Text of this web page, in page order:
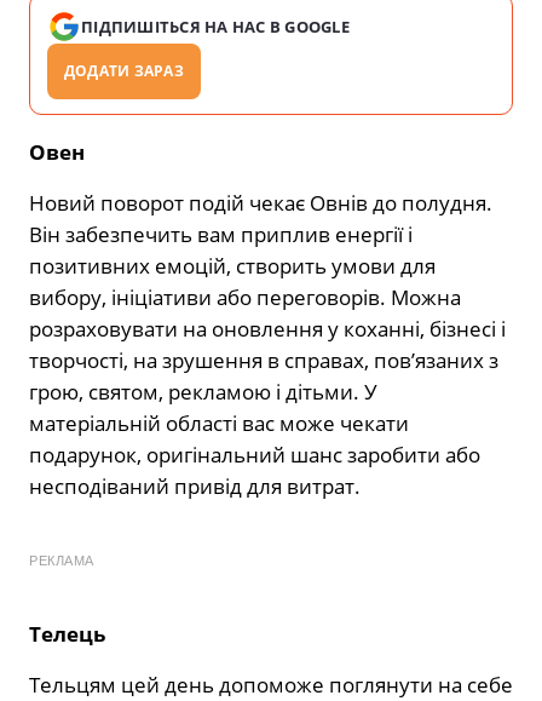
ПІДПИШІТЬСЯ НА НАС В GOOGLE
ДОДАТИ ЗАРАЗ
Овен
Новий поворот подій чекає Овнів до полудня.
Він забезпечить вам приплив енергії і
позитивних емоцій, створить умови для
вибору, ініціативи або переговорів. Можна
розраховувати на оновлення у коханні, бізнесі і
творчості, на зрушення в справах, пов’язаних з
грою, святом, рекламою і дітьми. У
матеріальній області вас може чекати
подарунок, оригінальний шанс заробити або
несподіваний привід для витрат.
РЕКЛАМА
Телець
Тельцям цей день допоможе поглянути на себе